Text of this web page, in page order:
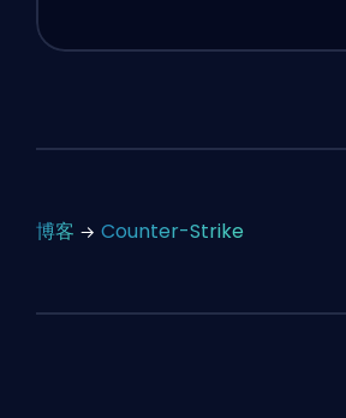
博客 Counter-Strike